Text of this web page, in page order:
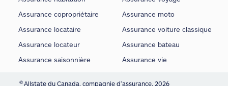
Assurance copropriétaire
Assurance locataire
Assurance locateur
Assurance saisonnière
Assurance moto
Assurance voiture classique
Assurance bateau
Assurance vie
©Allstate du Canada, compagnie d’assurance, 2026